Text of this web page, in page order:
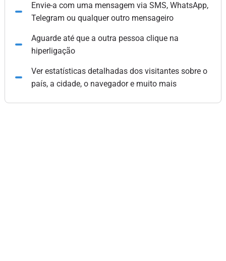
Envie-a com uma mensagem via SMS, WhatsApp,
Telegram ou qualquer outro mensageiro
Aguarde até que a outra pessoa clique na
hiperligação
Ver estatísticas detalhadas dos visitantes sobre o
país, a cidade, o navegador e muito mais